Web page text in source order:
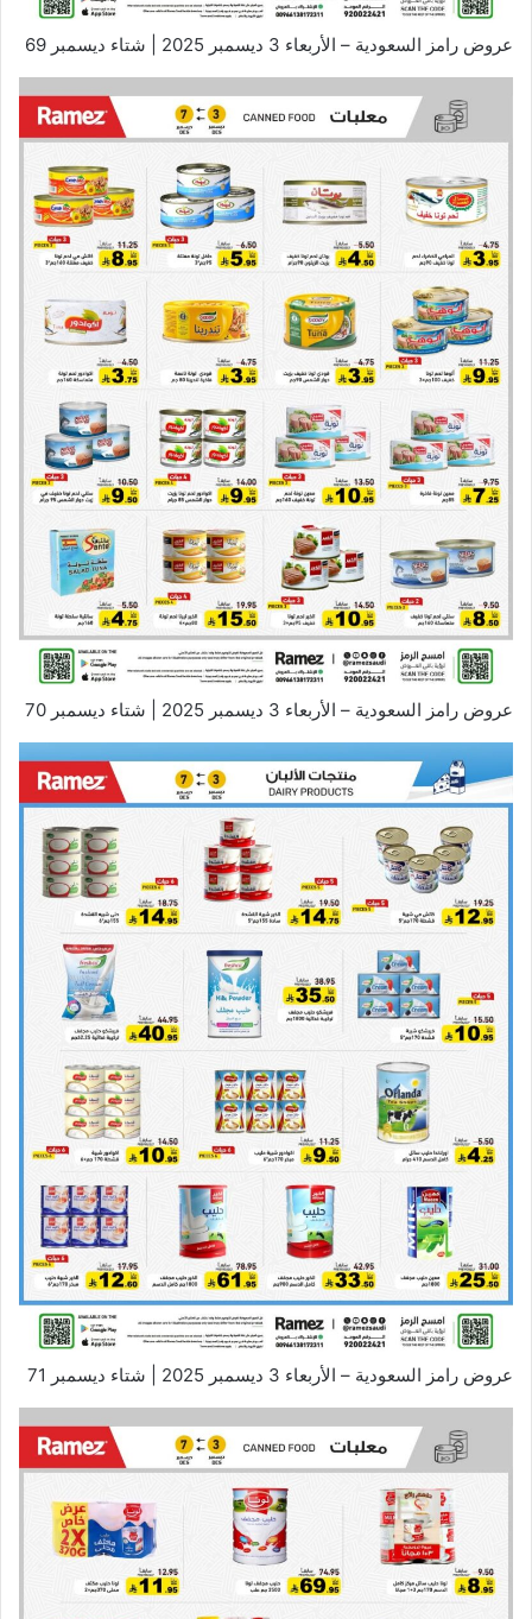
عروض رامز السعودية – الأربعاء 3 ديسمبر 2025 | شتاء ديسمبر 69
عروض رامز السعودية – الأربعاء 3 ديسمبر 2025 | شتاء ديسمبر 70
عروض رامز السعودية – الأربعاء 3 ديسمبر 2025 | شتاء ديسمبر 71